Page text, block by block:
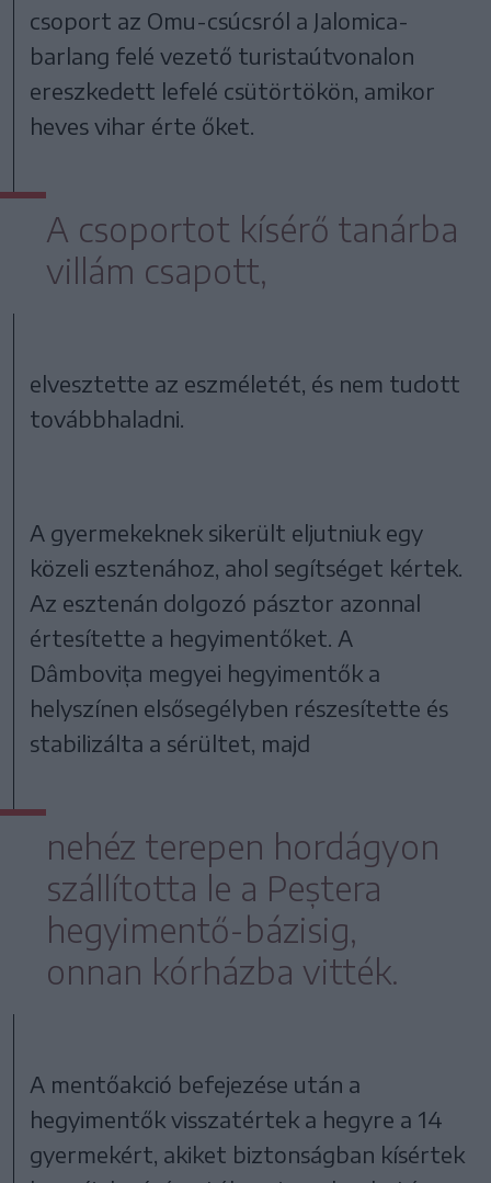
csoport az Omu-csúcsról a Jalomica-
barlang felé vezető turistaútvonalon
ereszkedett lefelé csütörtökön, amikor
heves vihar érte őket.
A csoportot kísérő tanárba
villám csapott,
elvesztette az eszméletét, és nem tudott
továbbhaladni.
A gyermekeknek sikerült eljutniuk egy
közeli esztenához, ahol segítséget kértek.
Az esztenán dolgozó pásztor azonnal
értesítette a hegyimentőket. A
Dâmbovița megyei hegyimentők a
helyszínen elsősegélyben részesítette és
stabilizálta a sérültet, majd
nehéz terepen hordágyon
szállította le a Peștera
hegyimentő-bázisig,
onnan kórházba vitték.
A mentőakció befejezése után a
hegyimentők visszatértek a hegyre a 14
gyermekért, akiket biztonságban kísértek